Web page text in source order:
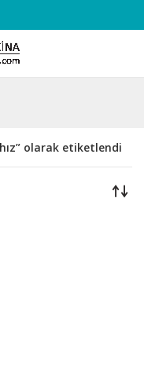
olarak etiketlendi